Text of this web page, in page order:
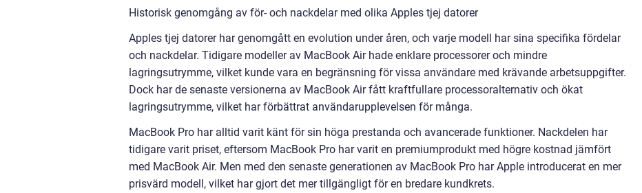
Historisk genomgång av för- och nackdelar med olika Apples tjej datorer
Apples tjej datorer har genomgått en evolution under åren, och varje modell har sina specifika fördelar
och nackdelar. Tidigare modeller av MacBook Air hade enklare processorer och mindre
lagringsutrymme, vilket kunde vara en begränsning för vissa användare med krävande arbetsuppgifter.
Dock har de senaste versionerna av MacBook Air fått kraftfullare processoralternativ och ökat
lagringsutrymme, vilket har förbättrat användarupplevelsen för många.
MacBook Pro har alltid varit känt för sin höga prestanda och avancerade funktioner. Nackdelen har
tidigare varit priset, eftersom MacBook Pro har varit en premiumprodukt med högre kostnad jämfört
med MacBook Air. Men med den senaste generationen av MacBook Pro har Apple introducerat en mer
prisvärd modell, vilket har gjort det mer tillgängligt för en bredare kundkrets.